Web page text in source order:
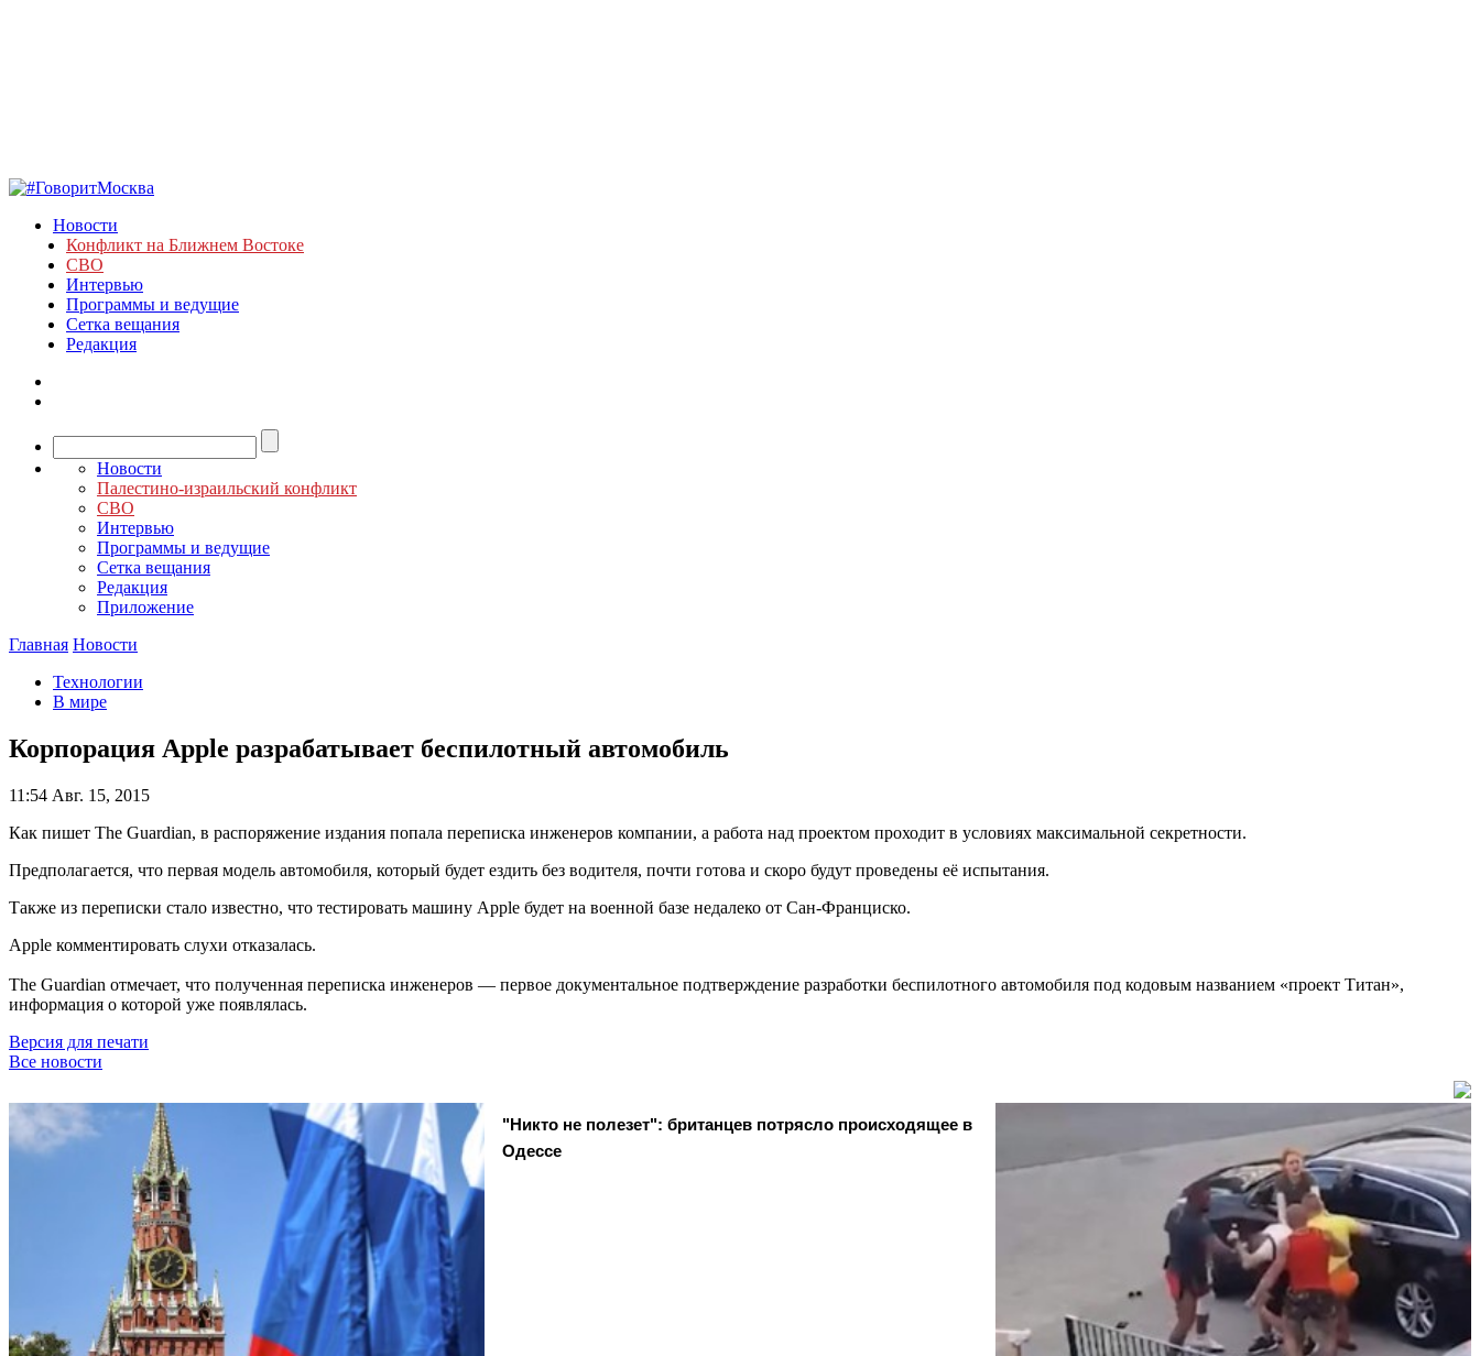
Новости
Конфликт на Ближнем Востоке
СВО
Интервью
Программы и ведущие
Сетка вещания
Редакция
Новости
Палестино-израильский конфликт
СВО
Интервью
Программы и ведущие
Сетка вещания
Редакция
Приложение
Главная Новости
Технологии
В мире
Корпорация Apple разрабатывает беспилотный автомобиль
11:54 Авг. 15, 2015
Как пишет The Guardian, в распоряжение издания попала переписка инженеров компании, а работа над проектом проходит в условиях максимальной секретности.
Предполагается, что первая модель автомобиля, который будет ездить без водителя, почти готова и скоро будут проведены её испытания.
Также из переписки стало известно, что тестировать машину Apple будет на военной базе недалеко от Сан-Франциско.
Apple комментировать слухи отказалась.
The Guardian отмечает, что полученная переписка инженеров — первое документальное подтверждение разработки беспилотного автомобиля под кодовым названием «проект Титан»,
информация о которой уже появлялась.
Версия для печати
Все новости
"Никто не полезет": британцев потрясло происходящее в
Одессе